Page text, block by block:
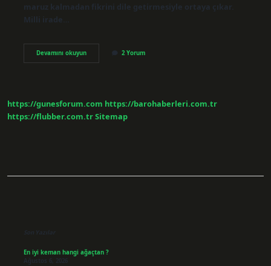
maruz kalmadan fikrini dile getirmesiyle ortaya çıkar.
Milli irade…
Devamını okuyunMillî
Irade
2 Yorum
https://gunesforum.com https://barohaberleri.com.tr
https://flubber.com.trSitemap
Son Yazılar
En iyi keman hangi ağaçtan ?
Ağustos 6, 2026